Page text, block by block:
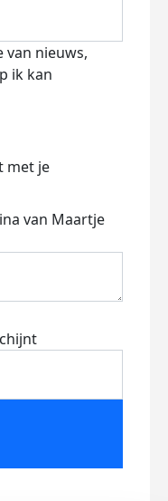
nieuws,
ik kan
met je
van Maartje